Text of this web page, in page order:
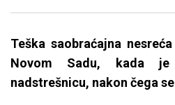
Teška saobraćajna
Novom Sadu, kada
nadstrešnicu, nakon čega